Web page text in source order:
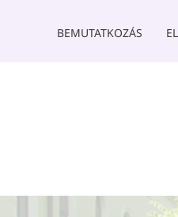
BEMUTATKOZÁS